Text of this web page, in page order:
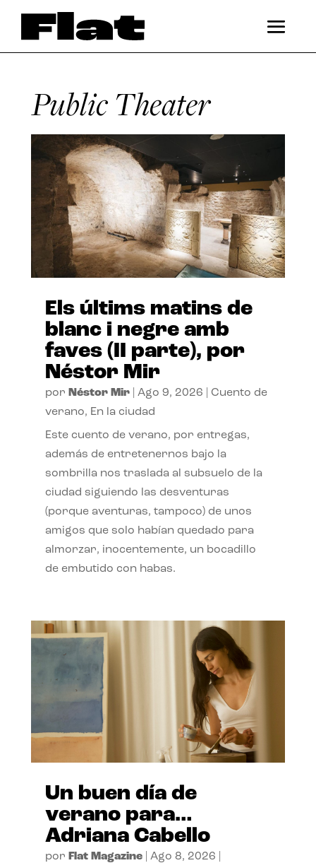
Public Theater
Els últims matins de
blanc i negre amb
faves (II parte), por
Néstor Mir
por Néstor Mir| Ago 9, 2026
Cuento de
verano, En la ciudad
Este cuento de verano, por entregas,
además de entretenernos bajo la
sombrilla nos traslada al subsuelo de la
ciudad siguiendo las desventuras
(porque aventuras, tampoco) de unos
amigos que solo habían quedado para
almorzar, inocentemente, un bocadillo
de embutido con habas.
Un buen día de
verano para…
Adriana Cabello
por Flat Magazine| Ago 8, 2026